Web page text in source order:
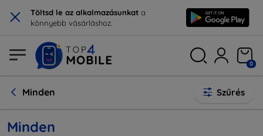
× Töltsd le az alkalmazásunkat a
könnyebb vásárláshoz.
0
Minden Szűrés
Minden